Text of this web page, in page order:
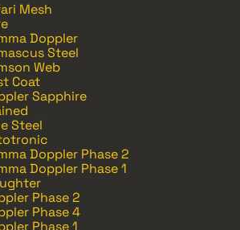
Mesh
Doppler
Steel
Web
Coat
Sapphire
Steel
Doppler Phase 2
Doppler Phase 1
Phase 2
Phase 4
Phase 1